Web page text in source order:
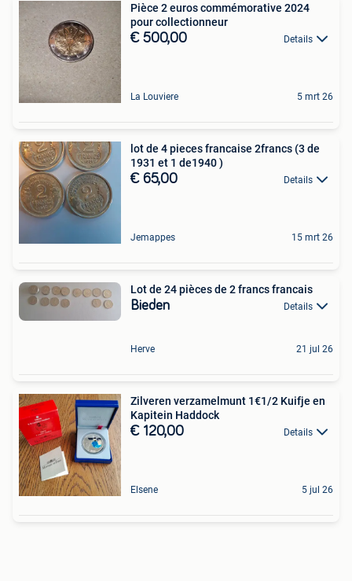
Pièce 2 euros commémorative 2024
pour collectionneur
€ 500,00 Details
La Louviere 5 mrt 26
lot de 4 pieces francaise 2francs (3 de
1931 et 1 de1940 )
€ 65,00 Details
Jemappes 15 mrt 26
Lot de 24 pièces de 2 francs francais
Bieden Details
Herve 21 jul 26
Zilveren verzamelmunt 1€1/2 Kuifje en
Kapitein Haddock
€ 120,00 Details
Elsene 5 jul 26